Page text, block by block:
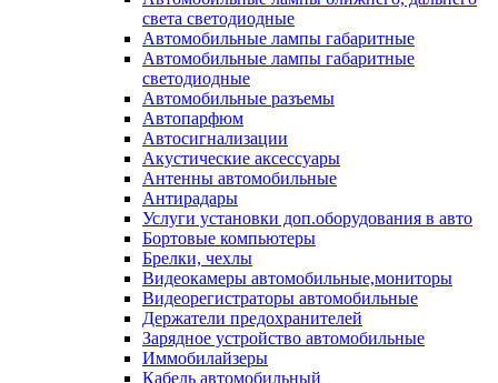
света светодиодные
Автомобильные лампы габаритные
Автомобильные лампы габаритные
светодиодные
Автомобильные разъемы
Автопарфюм
Автосигнализации
Акустические аксессуары
Антенны автомобильные
Антирадары
Услуги установки доп.оборудования в авто
Бортовые компьютеры
Брелки, чехлы
Видеокамеры автомобильные,мониторы
Видеорегистраторы автомобильные
Держатели предохранителей
Зарядное устройство автомобильные
Иммобилайзеры
Кабель автомобильный